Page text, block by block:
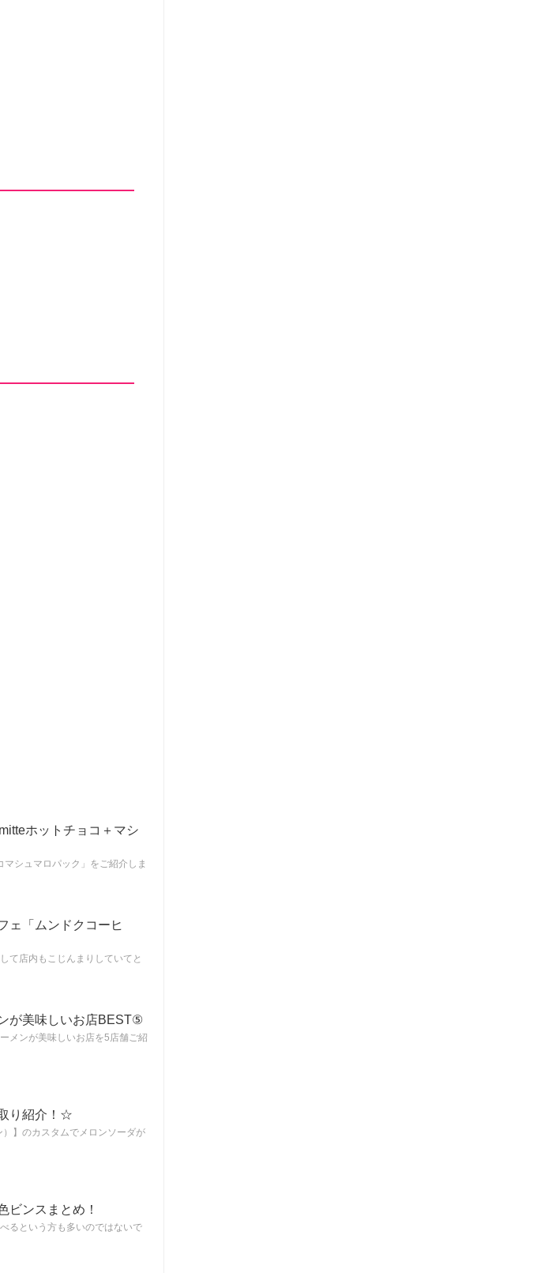
ホットチョコ＋マシ
シュマロパック」をご紹介しま
ェ「ムンドクコーヒ
て店内もこじんまりしていてと
が美味しいお店BEST⑤
メンが美味しいお店を5店舗ご紹
り紹介！☆
】のカスタムでメロンソーダが
ンスまとめ！
るという方も多いのではないで